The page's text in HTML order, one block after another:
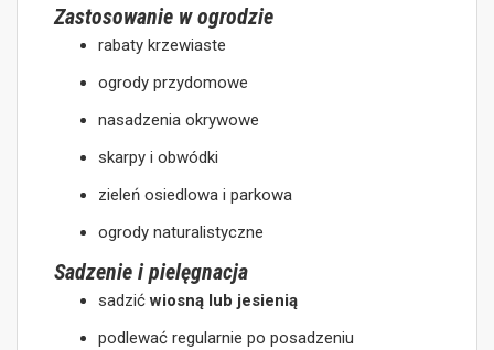
Zastosowanie w ogrodzie
rabaty krzewiaste
ogrody przydomowe
nasadzenia okrywowe
skarpy i obwódki
zieleń osiedlowa i parkowa
ogrody naturalistyczne
Sadzenie i pielęgnacja
sadzićwiosną lub jesienią
podlewać regularnie po posadzeniu